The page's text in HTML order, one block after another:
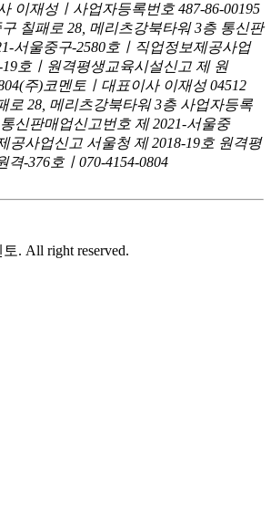
이재성ㅣ사업자등록번호 487-86-00195
칠패로 28, 메리츠강북타워 3층 통신판
서울중구-2580호ㅣ직업정보제공사업
19호ㅣ원격평생교육시설신고 제 원
(주)코멘토ㅣ대표이사 이재성 04512
로 28, 메리츠강북타워 3층 사업자등록
통신판매업신고번호 제 2021-서울중
공사업신고 서울청 제 2018-19호 원격평
-376호ㅣ070-4154-0804
. All right reserved.